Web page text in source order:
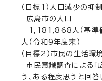
（目標1）人口減少の抑制
広島市の人口
1,181,868人（基準
人（令和9年度末）
（目標2）市民の生活環
市民意識調査による「
う、ある程度思うと回